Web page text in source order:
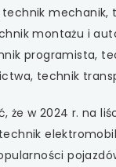
technik mechanik,
montażu i
programista,
technik
że w 2024 r. na